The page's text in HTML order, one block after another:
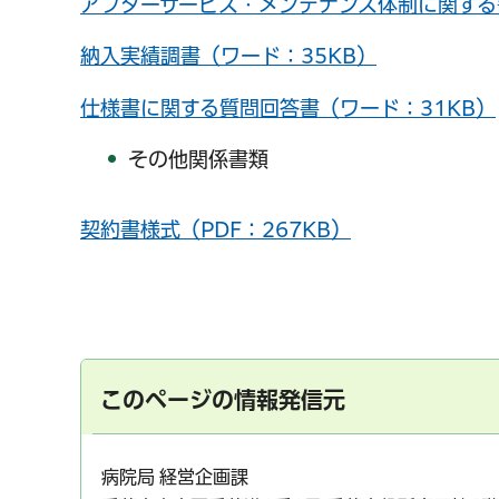
アフターサービス・メンテナンス体制に関す
納入実績調書（ワード：35KB）
仕様書に関する質問回答書（ワード：31KB）
その他関係書類
契約書様式（PDF：267KB）
このページの情報発信元
病院局 経営企画課